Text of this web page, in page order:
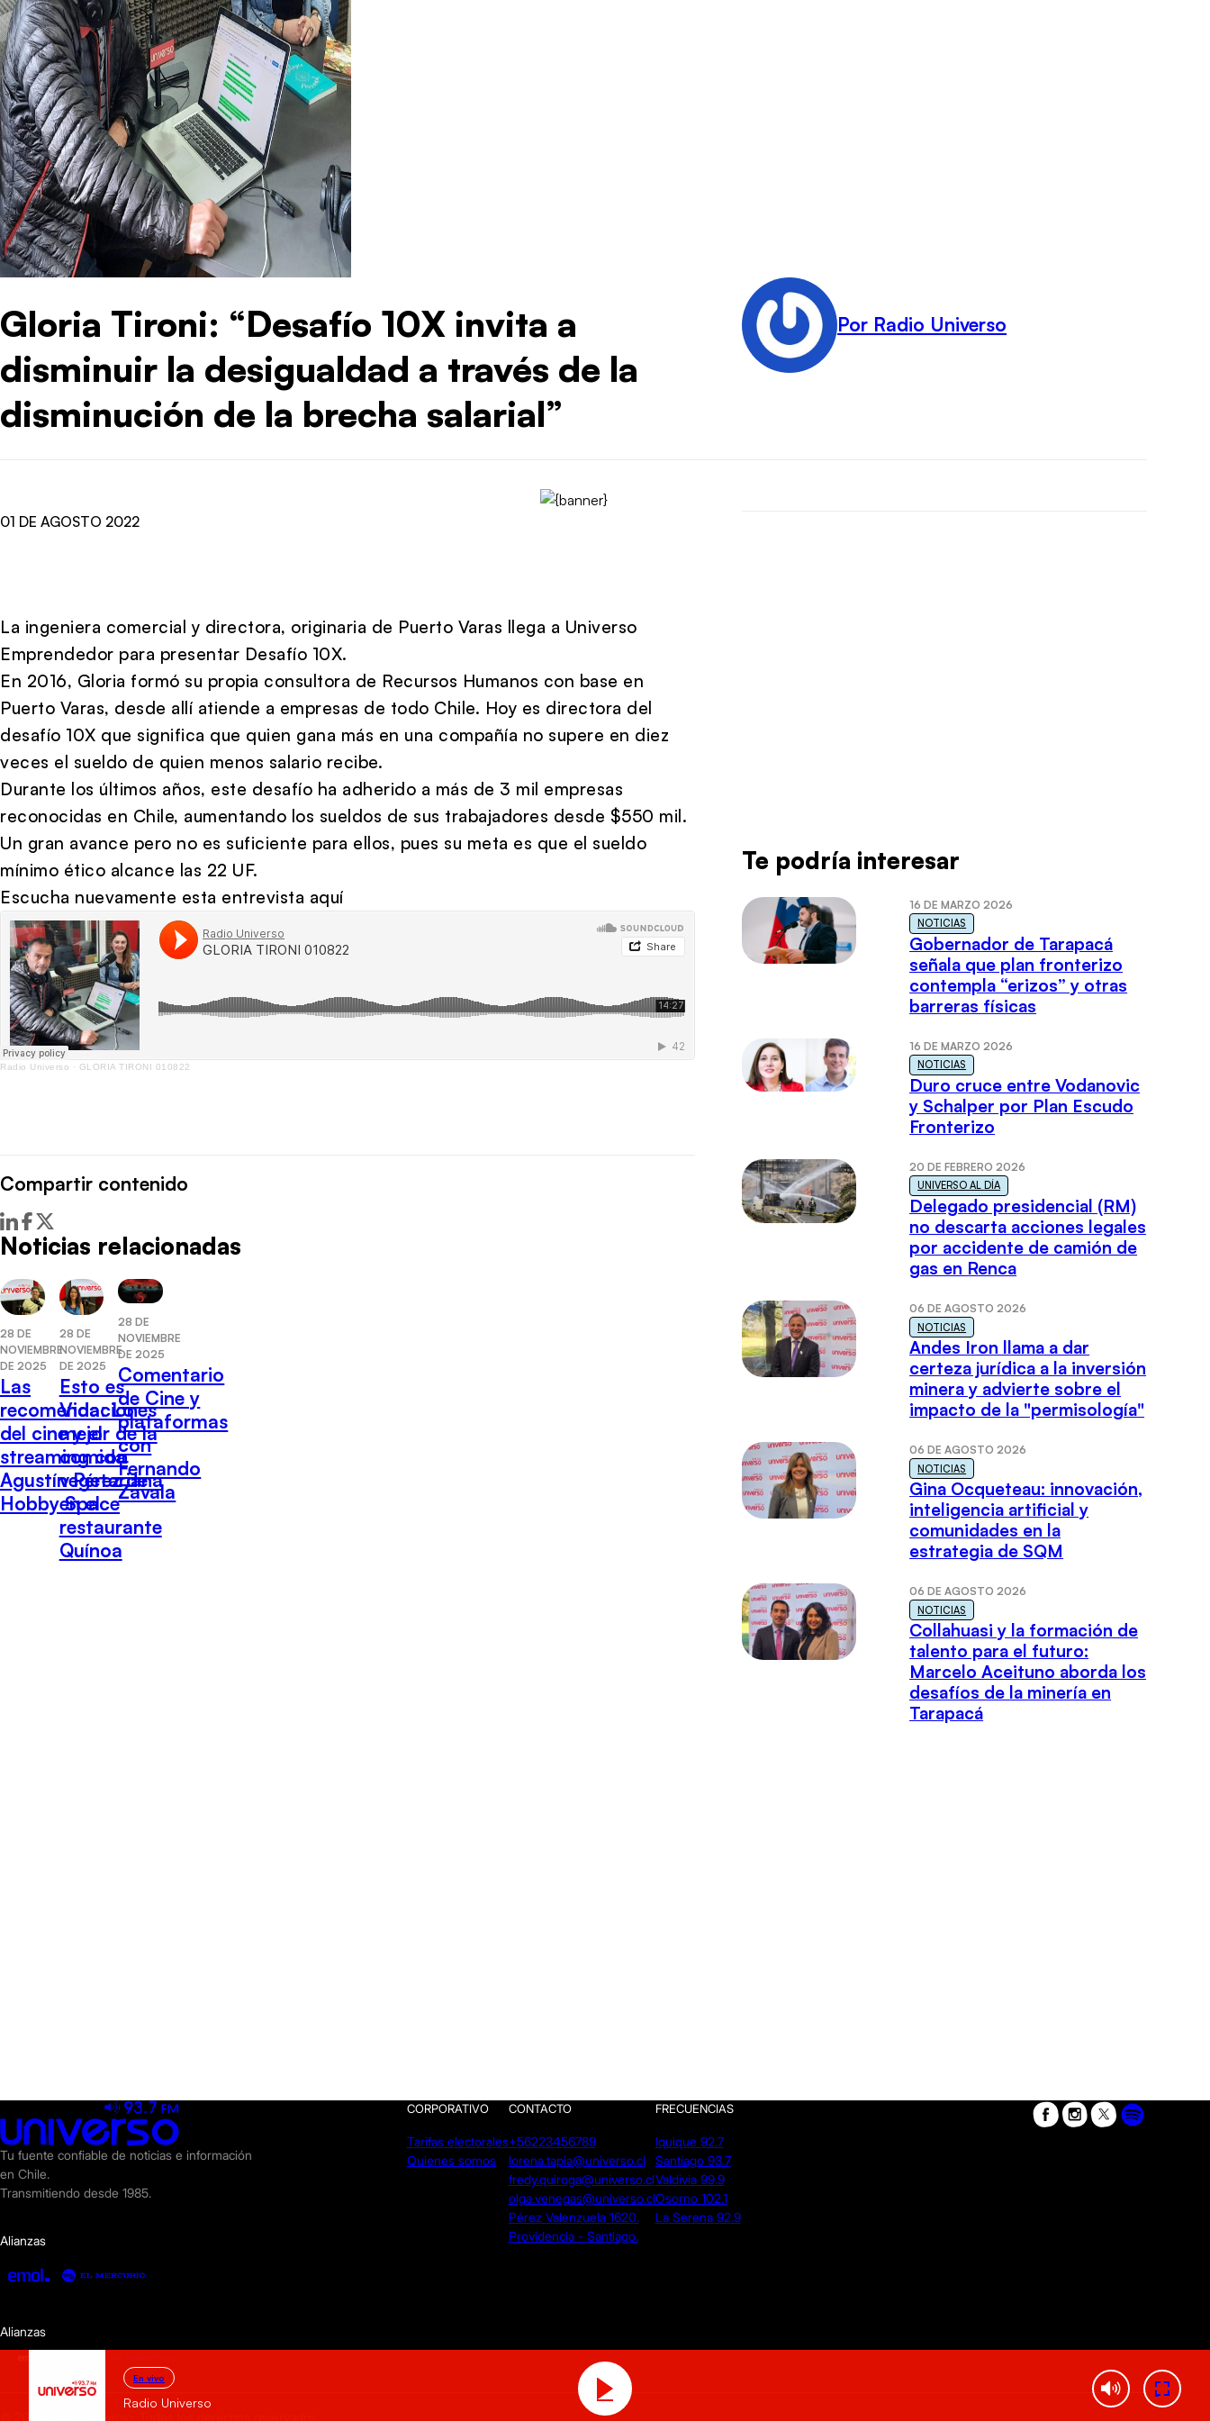
Gloria Tironi: “Desafío 10X invita a
disminuir la desigualdad a través de la
disminución de la brecha salarial”
Por Radio Universo
01 DE AGOSTO 2022
La ingeniera comercial y directora, originaria de Puerto Varas llega a Universo
Emprendedor para presentar Desafío 10X.
En 2016, Gloria formó su propia consultora de Recursos Humanos con base en
Puerto Varas, desde allí atiende a empresas de todo Chile. Hoy es directora del
desafío 10X que significa que quien gana más en una compañía no supere en diez
veces el sueldo de quien menos salario recibe.
Durante los últimos años, este desafío ha adherido a más de 3 mil empresas
reconocidas en Chile, aumentando los sueldos de sus trabajadores desde $550 mil.
Un gran avance pero no es suficiente para ellos, pues su meta es que el sueldo
mínimo ético alcance las 22 UF.
Escucha nuevamente esta entrevista aquí
Radio Universo · GLORIA TIRONI 010822
Compartir contenido
Noticias relacionadas
28 DE
NOVIEMBRE
DE 2025
Las
recomendaciones
del cine y el
streaming con
Agustín Pérez de
Hobby Space
28 DE
NOVIEMBRE
DE 2025
Esto es
Vida: Lo
mejor de la
comida
vegetariana
en el
restaurante
Quínoa
28 DE
NOVIEMBRE
DE 2025
Comentario
de Cine y
plataformas
con
Fernando
Zavala
Te podría interesar
16 DE MARZO 2026
NOTICIAS
Gobernador de Tarapacá
señala que plan fronterizo
contempla “erizos” y otras
barreras físicas
16 DE MARZO 2026
NOTICIAS
Duro cruce entre Vodanovic
y Schalper por Plan Escudo
Fronterizo
20 DE FEBRERO 2026
UNIVERSO AL DÍA
Delegado presidencial (RM)
no descarta acciones legales
por accidente de camión de
gas en Renca
06 DE AGOSTO 2026
NOTICIAS
Andes Iron llama a dar
certeza jurídica a la inversión
minera y advierte sobre el
impacto de la "permisología"
06 DE AGOSTO 2026
NOTICIAS
Gina Ocqueteau: innovación,
inteligencia artificial y
comunidades en la
estrategia de SQM
06 DE AGOSTO 2026
NOTICIAS
Collahuasi y la formación de
talento para el futuro:
Marcelo Aceituno aborda los
desafíos de la minería en
Tarapacá
En vivo
Radio Universo
Tu fuente confiable de noticias e información
en Chile.
Transmitiendo desde 1985.
Alianzas
CORPORATIVO
Tarifas electorales
Quienes somos
CONTACTO
+56223456789
lorena.tapia@universo.cl
fredy.quiroga@universo.cl
olga.venegas@universo.cl
Pérez Valenzuela 1620.
Providencia - Santiago.
FRECUENCIAS
Iquique 92.7
Santiago 93.7
Valdivia 99.9
Osorno 102.1
La Serena 92.9
Alianzas